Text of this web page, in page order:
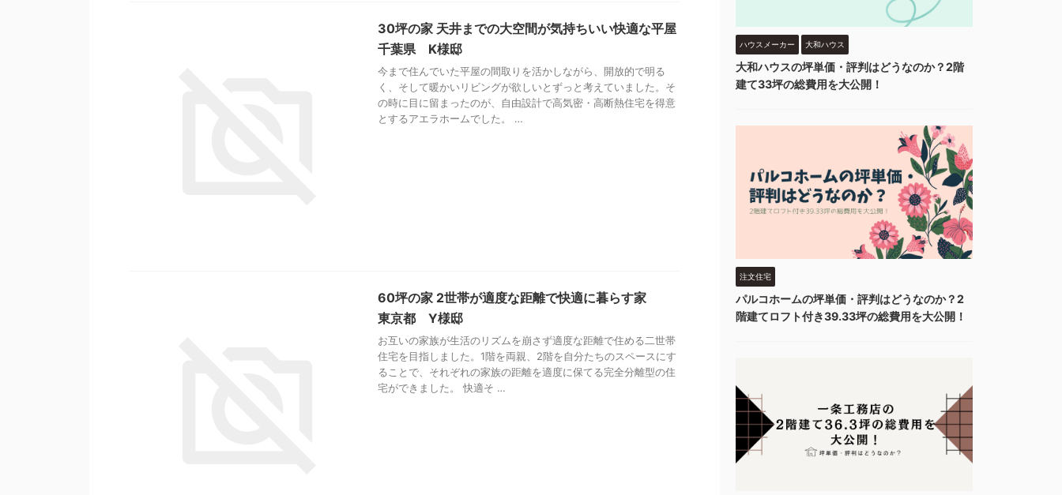
30坪の家 天井までの大空間が気持ちいい快適な平屋
千葉県 K様邸
今まで住んでいた平屋の間取りを活かしながら、開放的で明る
く、そして暖かいリビングが欲しいとずっと考えていました。そ
の時に目に留まったのが、自由設計で高気密・高断熱住宅を得意
とするアエラホームでした。 …
60坪の家 2世帯が適度な距離で快適に暮らす家
東京都 Y様邸
お互いの家族が生活のリズムを崩さず適度な距離で住める二世帯
住宅を目指しました。1階を両親、2階を自分たちのスペースにす
ることで、それぞれの家族の距離を適度に保てる完全分離型の住
宅ができました。 快適そ …
ハウスメーカー 大和ハウス
大和ハウスの坪単価・評判はどうなのか？2階
建て33坪の総費用を大公開！
注文住宅
パルコホームの坪単価・評判はどうなのか？2
階建てロフト付き39.33坪の総費用を大公開！